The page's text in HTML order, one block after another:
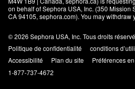
on behalf of Sephora USA, Inc. (350 Mission
CA 94105, sephora.com). You may withdraw
© 2026 Sephora USA, Inc. Tous droits
Politique de confidentialité
conditions
Accessibilité
Plan du site
Préférences
1-877-737-4672